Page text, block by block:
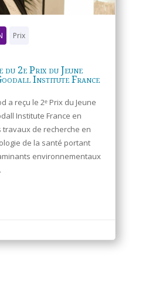
Prix
2e Prix du Jeune
Institute France
a reçu le 2ᵉ Prix du Jeune
Institute France en
de recherche en
de la santé portant
environnementaux